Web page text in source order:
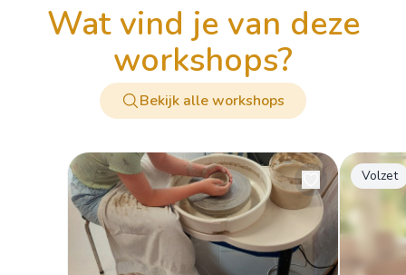
wat vind je van deze
workshops?
Bekijk alle workshops
Volzet